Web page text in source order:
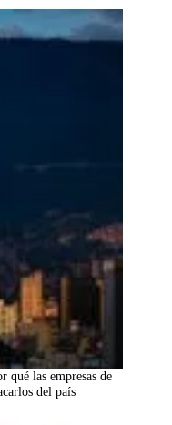
qué las empresas de
del país